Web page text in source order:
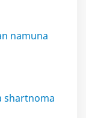
namuna
shartnoma